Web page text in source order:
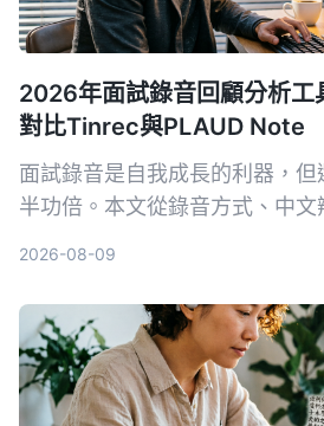
2026年面試錄音回顧分析工
對比Tinrec與PLAUD Note
面試錄音是自我成長的利器，
半功倍。本文從錄音方式、中
面試回顧的 AI 工具。
2026-08-09